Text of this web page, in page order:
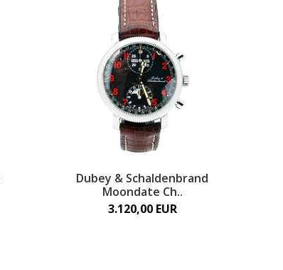
Dubey & Schaldenbrand
Moondate Ch..
3.120,00 EUR